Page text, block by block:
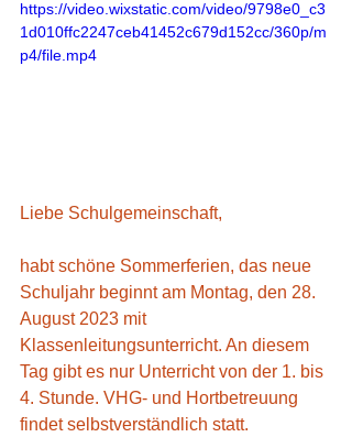
https://video.wixstatic.com/video/9798e0_c3
1d010ffc2247ceb41452c679d152cc/360p/m
p4/file.mp4
Liebe Schulgemeinschaft,
habt schöne Sommerferien, das neue
Schuljahr beginnt am Montag, den 28.
August 2023 mit
Klassenleitungsunterricht. An diesem
Tag gibt es nur Unterricht von der 1. bis
4. Stunde. VHG- und Hortbetreuung
findet selbstverständlich statt.